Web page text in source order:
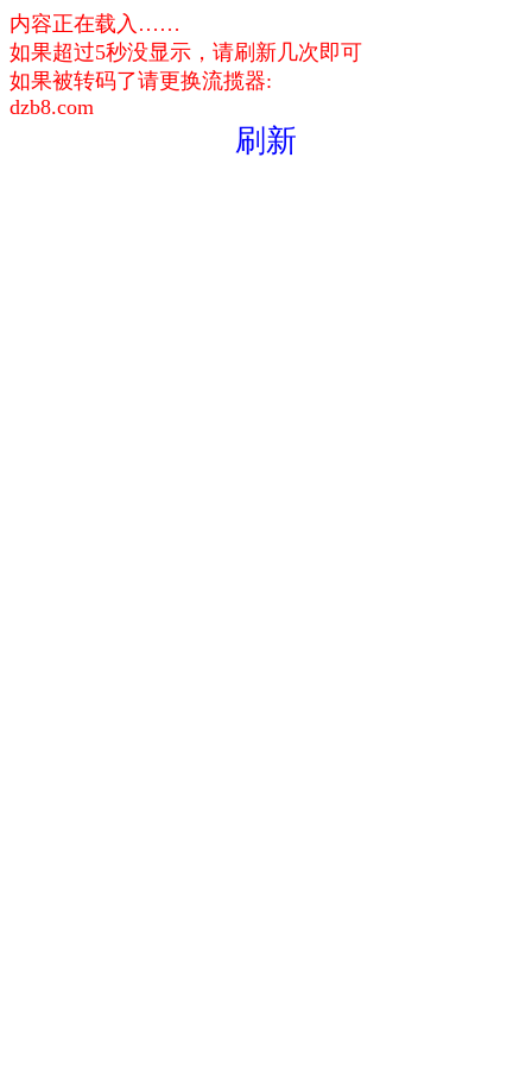
内容正在载入……
如果超过5秒没显示，请刷新几次即可
如果被转码了请更换流揽器:
dzb8.com
刷新